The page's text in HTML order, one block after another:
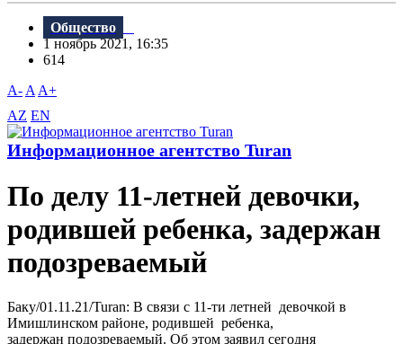
Общество
1 ноябрь 2021, 16:35
614
A- A A+
AZ EN
Информационное агентство Turan
По делу 11-летней девочки,
родившей ребенка, задержан
подозреваемый
Баку/01.11.21/Turan: В связи с 11-ти летней девочкой в
Имишлинском районе, родившей ребенка,
задержан подозреваемый. Об этом заявил сегодня